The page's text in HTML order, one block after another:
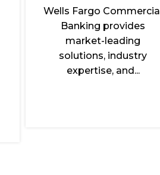
Wells Fargo Commercial
Banking provides
market-leading
solutions, industry
expertise, and...